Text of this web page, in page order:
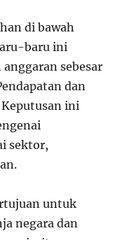
di bawah
baru ini
sebesar
dan
Keputusan ini
sektor,
untuk
negara dan